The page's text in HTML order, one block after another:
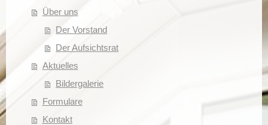
Über uns
Der Vorstand
Der Aufsichtsrat
Aktuelles
Bildergalerie
Formulare
Kontakt